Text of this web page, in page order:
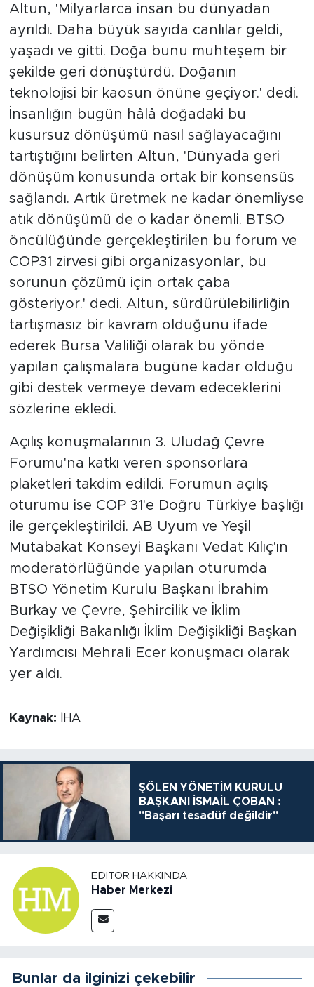
Altun, 'Milyarlarca insan bu dünyadan
ayrıldı. Daha büyük sayıda canlılar geldi,
yaşadı ve gitti. Doğa bunu muhteşem bir
şekilde geri dönüştürdü. Doğanın
teknolojisi bir kaosun önüne geçiyor.' dedi.
İnsanlığın bugün hâlâ doğadaki bu
kusursuz dönüşümü nasıl sağlayacağını
tartıştığını belirten Altun, 'Dünyada geri
dönüşüm konusunda ortak bir konsensüs
sağlandı. Artık üretmek ne kadar önemliyse
atık dönüşümü de o kadar önemli. BTSO
öncülüğünde gerçekleştirilen bu forum ve
COP31 zirvesi gibi organizasyonlar, bu
sorunun çözümü için ortak çaba
gösteriyor.' dedi. Altun, sürdürülebilirliğin
tartışmasız bir kavram olduğunu ifade
ederek Bursa Valiliği olarak bu yönde
yapılan çalışmalara bugüne kadar olduğu
gibi destek vermeye devam edeceklerini
sözlerine ekledi.
Açılış konuşmalarının 3. Uludağ Çevre
Forumu'na katkı veren sponsorlara
plaketleri takdim edildi. Forumun açılış
oturumu ise COP 31'e Doğru Türkiye başlığı
ile gerçekleştirildi. AB Uyum ve Yeşil
Mutabakat Konseyi Başkanı Vedat Kılıç'ın
moderatörlüğünde yapılan oturumda
BTSO Yönetim Kurulu Başkanı İbrahim
Burkay ve Çevre, Şehircilik ve İklim
Değişikliği Bakanlığı İklim Değişikliği Başkan
Yardımcısı Mehrali Ecer konuşmacı olarak
yer aldı.
Kaynak: İHA
ŞÖLEN YÖNETİM KURULU
BAŞKANI İSMAİL ÇOBAN :
"Başarı tesadüf değildir"
EDITÖR HAKKINDA
Haber Merkezi
Bunlar da ilginizi çekebilir